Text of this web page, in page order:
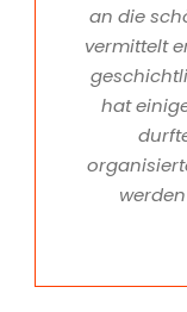
an die
vermittelt
hat